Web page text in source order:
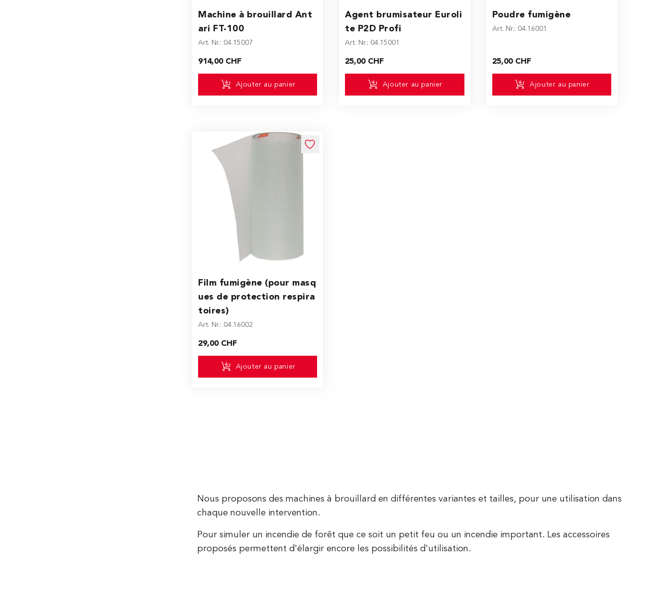
Machine à brouillard Ant
ari FT-100
Art. Nr.: 04.15007
914,00 CHF
Ajouter au panier
Agent brumisateur Euroli
te P2D Profi
Art. Nr.: 04.15001
25,00 CHF
Ajouter au panier
Poudre fumigène
Art. Nr.: 04.16001
25,00 CHF
Ajouter au panier
Film fumigène (pour masq
ues de protection respira
toires)
Art. Nr.: 04.16002
29,00 CHF
Ajouter au panier
Nous proposons des machines à brouillard en différentes variantes et tailles, pour une utilisation dans
chaque nouvelle intervention.
Pour simuler un incendie de forêt que ce soit un petit feu ou un incendie important. Les accessoires
proposés permettent d'élargir encore les possibilités d'utilisation.